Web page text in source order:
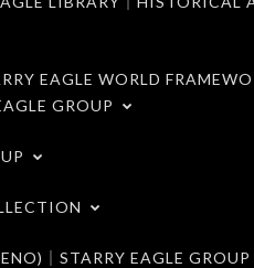
EAGLE WORLD
GROUP
｜STARRY EAGLE GROUP